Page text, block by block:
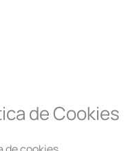
de Cookies